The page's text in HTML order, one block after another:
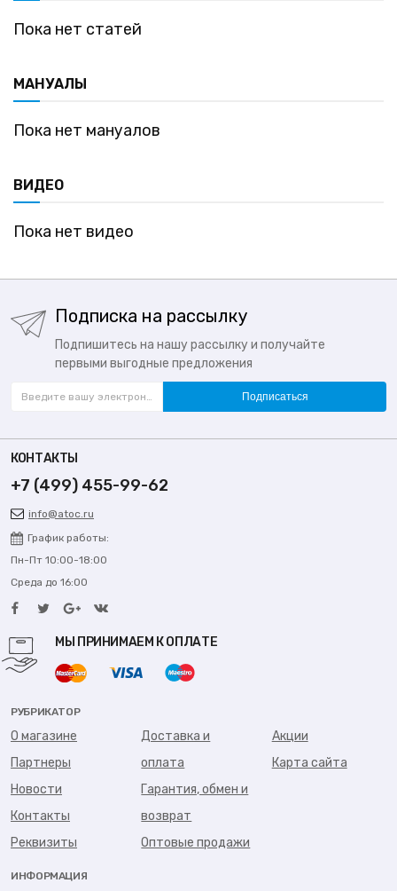
Пока нет статей
МАНУАЛЫ
Пока нет мануалов
ВИДЕО
Пока нет видео
Подписка на рассылку
Подпишитесь на нашу рассылку и получайте
первыми выгодные предложения
Подписаться
КОНТАКТЫ
+7 (499) 455-99-62
info@atoc.ru
График работы:
Пн-Пт 10:00-18:00
Среда до 16:00
МЫ ПРИНИМАЕМ К ОПЛАТЕ
РУБРИКАТОР
О магазине
Партнеры
Новости
Контакты
Реквизиты
Доставка и
оплата
Гарантия, обмен и
возврат
Оптовые продажи
Акции
Карта сайта
ИНФОРМАЦИЯ